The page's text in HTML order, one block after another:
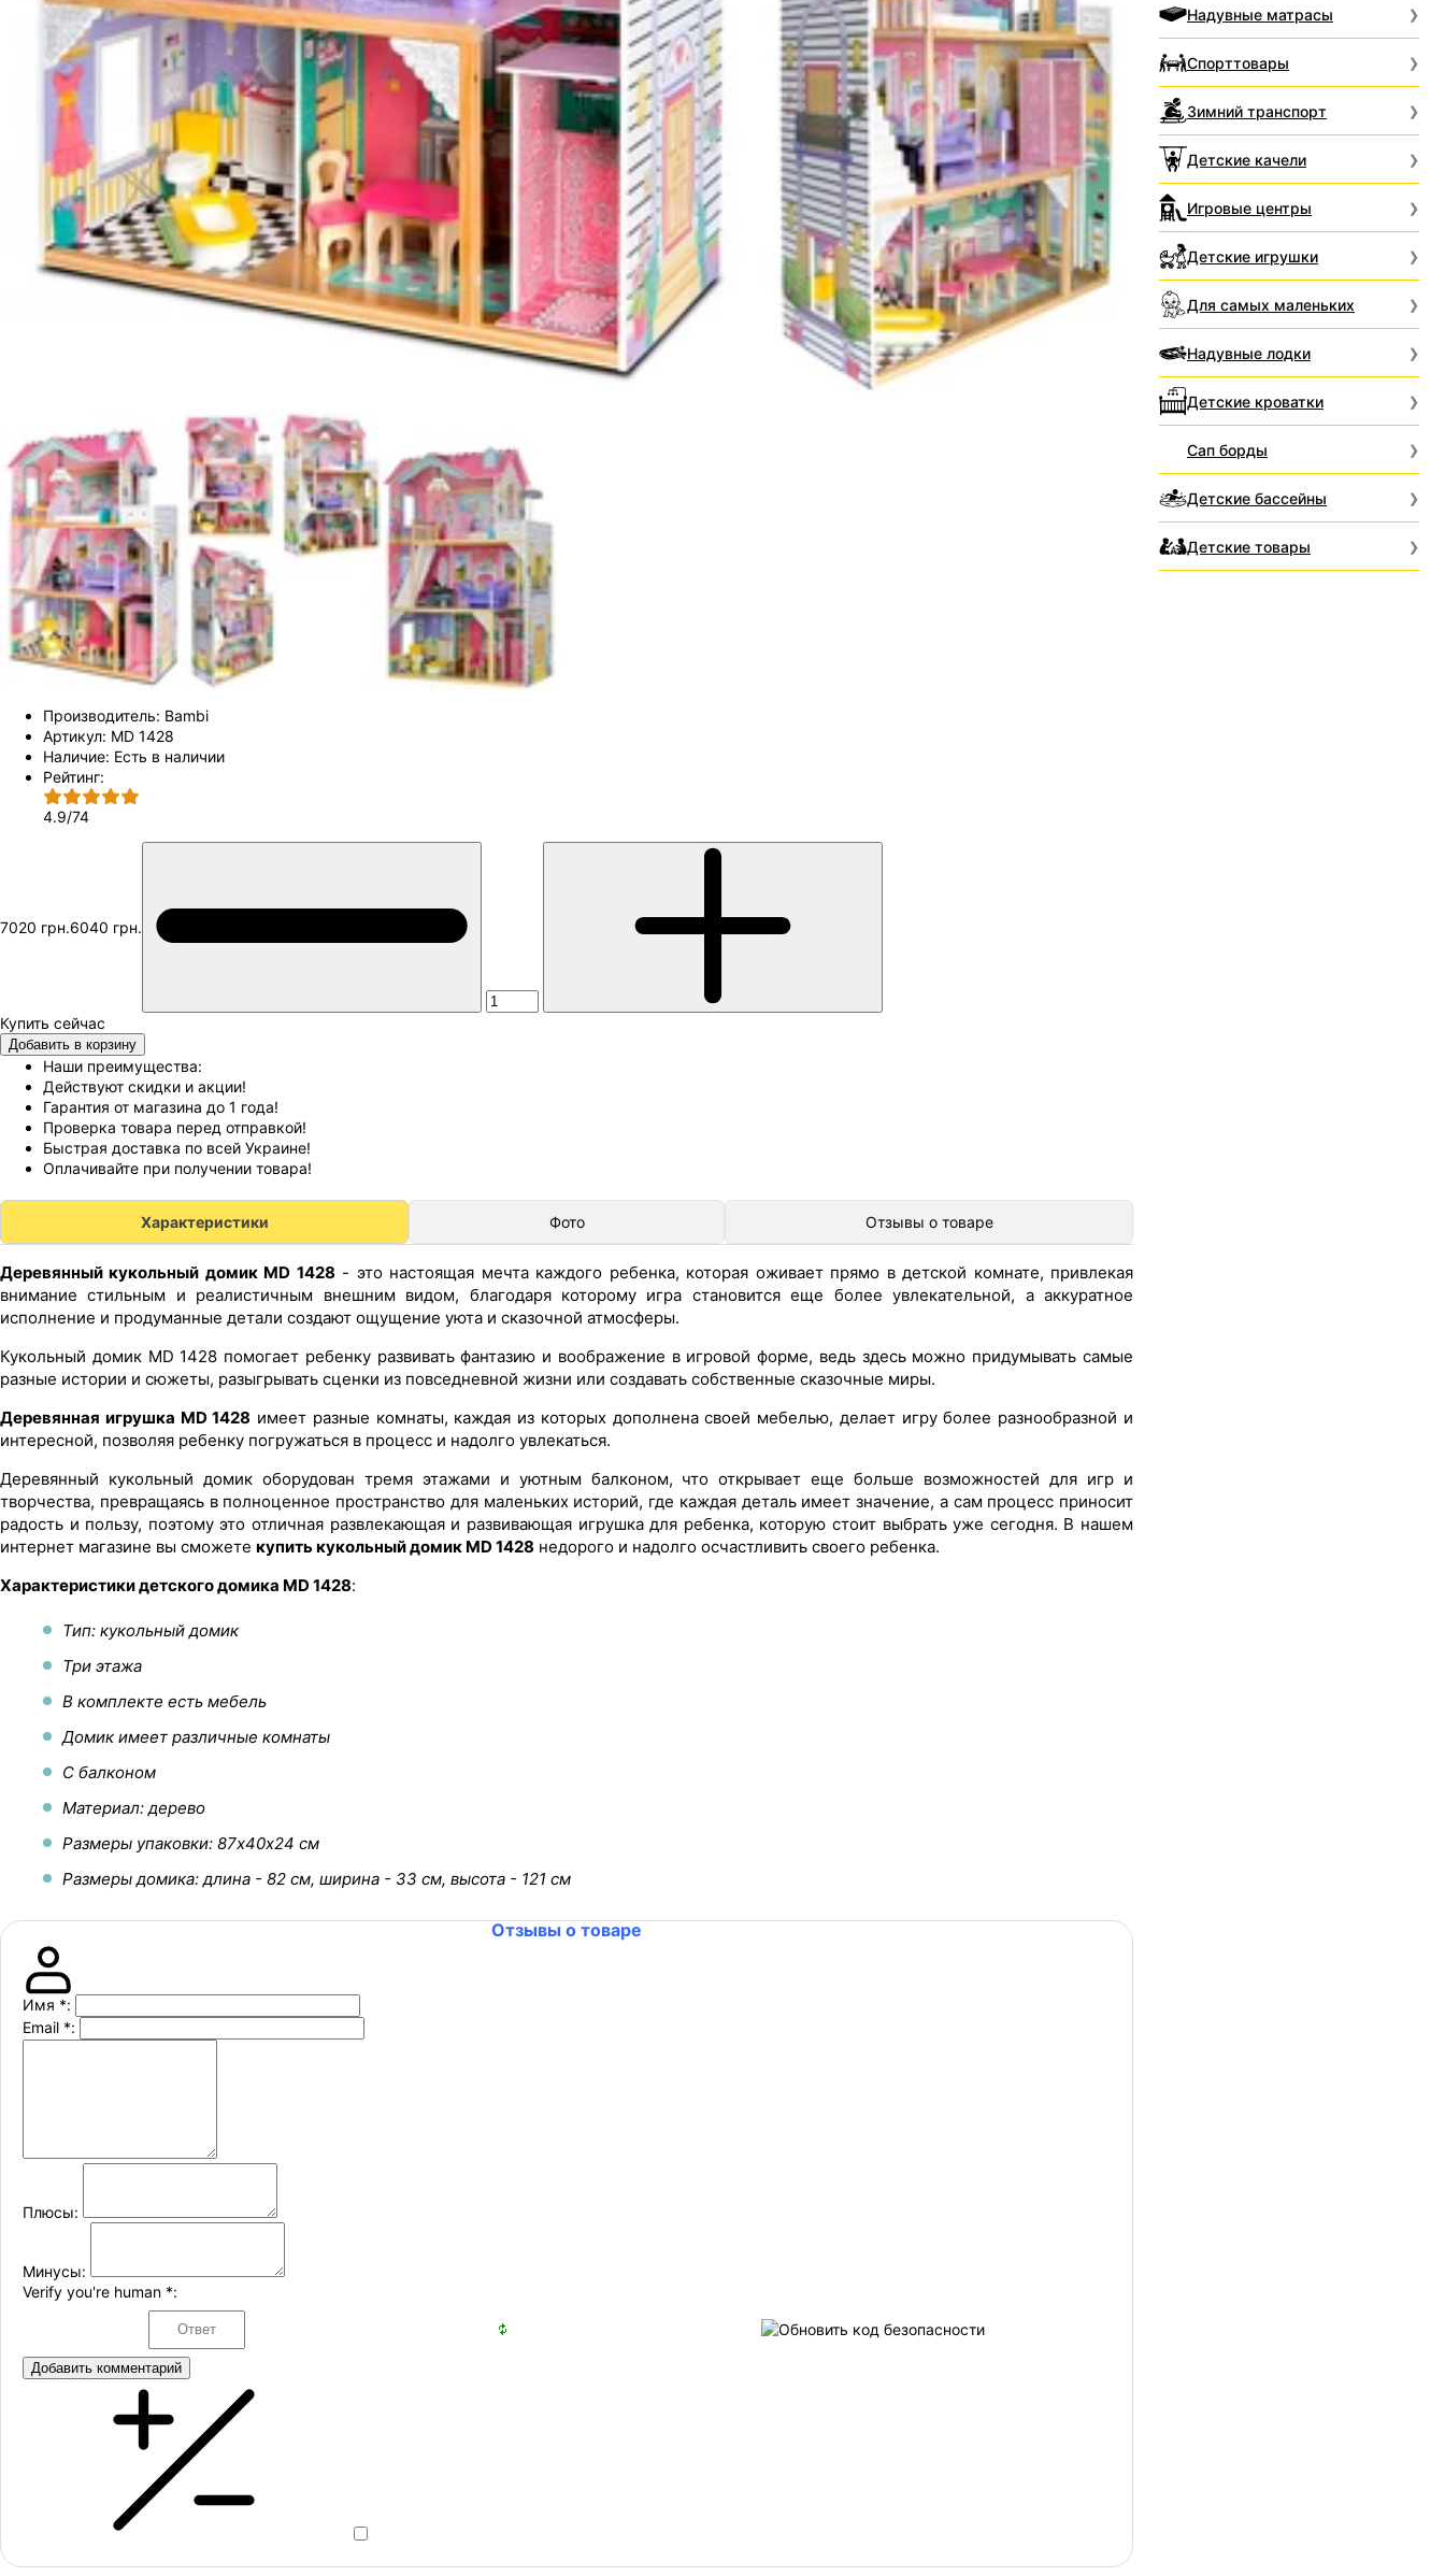
Производитель: Bambi
Артикул: MD 1428
Наличие: Есть в наличии
Рейтинг:
4.9/74
7020 грн.6040 грн.
Добавить в корзину
Наши преимущества:
Действуют скидки и акции!
Гарантия от магазина до 1 года!
Проверка товара перед отправкой!
Быстрая доставка по всей Украине!
Оплачивайте при получении товара!
Характеристики Фото Отзывы о товаре
Деревянный кукольный домик MD 1428 - это настоящая мечта каждого ребенка, которая оживает прямо в детской комнате, привлекая
внимание стильным и реалистичным внешним видом, благодаря которому игра становится еще более увлекательной, а аккуратное
исполнение и продуманные детали создают ощущение уюта и сказочной атмосферы.
Кукольный домик MD 1428 помогает ребенку развивать фантазию и воображение в игровой форме, ведь здесь можно придумывать самые
разные истории и сюжеты, разыгрывать сценки из повседневной жизни или создавать собственные сказочные миры.
Деревянная игрушка MD 1428 имеет разные комнаты, каждая из которых дополнена своей мебелью, делает игру более разнообразной и
интересной, позволяя ребенку погружаться в процесс и надолго увлекаться.
Деревянный кукольный домик оборудован тремя этажами и уютным балконом, что открывает еще больше возможностей для игр и
творчества, превращаясь в полноценное пространство для маленьких историй, где каждая деталь имеет значение, а сам процесс приносит
радость и пользу, поэтому это отличная развлекающая и развивающая игрушка для ребенка, которую стоит выбрать уже сегодня. В нашем
интернет магазине вы сможете купить кукольный домик MD 1428 недорого и надолго осчастливить своего ребенка.
Характеристики детского домика MD 1428:
Тип: кукольный домик
Три этажа
В комплекте есть мебель
Домик имеет различные комнаты
С балконом
Материал: дерево
Размеры упаковки: 87х40х24 см
Размеры домика: длина - 82 см, ширина - 33 см, высота - 121 см
Отзывы о товаре
Имя *:
Email *:
Плюсы:
Минусы:
Verify you're human *:
Добавить комментарий
Надувные матрасы
Спорттовары
Зимний транспорт
Детские качели
Игровые центры
Детские игрушки
Для самых маленьких
Надувные лодки
Детские кроватки
Сап борды
Детские бассейны
Детские товары